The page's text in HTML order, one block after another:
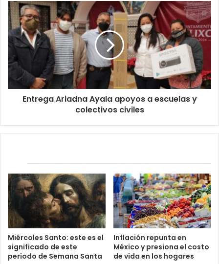
Entrega Ariadna Ayala apoyos a escuelas y
colectivos civiles
Miércoles Santo: este es el
significado de este
periodo de Semana Santa
Inflación repunta en
México y presiona el costo
de vida en los hogares